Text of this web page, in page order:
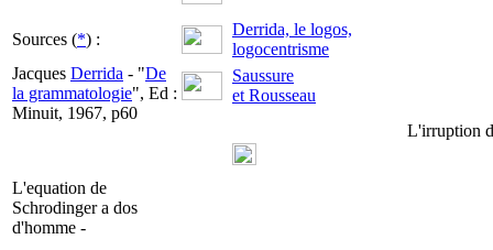
Sources (*) :
Derrida, le logos,
logocentrisme
Jacques Derrida - "De
la grammatologie", Ed :
Minuit, 1967, p60
L'equation de
Schrodinger a dos
d'homme -
Saussure
et Rousseau
L'irruption